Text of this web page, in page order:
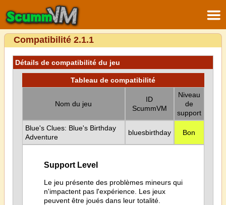
Compatibilité 2.1.1
Détails de compatibilité du jeu
Tableau de compatibilité
Nom du jeu
ID
ScummVM
Niveau
de
support
Blue's Clues: Blue's Birthday
Adventure
bluesbirthday Bon
Support Level
Le jeu présente des problèmes mineurs qui
n'impactent pas l'expérience. Les jeux
peuvent être joués dans leur totalité.